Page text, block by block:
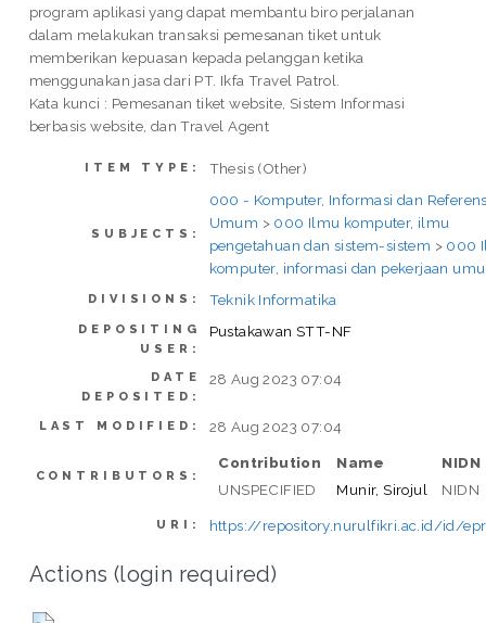
program aplikasi yang dapat membantu biro perjalanan
dalam melakukan transaksi pemesanan tiket untuk
memberikan kepuasan kepada pelanggan ketika
menggunakan jasa dari PT. Ikfa Travel Patrol.
Kata kunci : Pemesanan tiket website, Sistem Informasi
berbasis website, dan Travel Agent
ITEM TYPE: Thesis (Other)
SUBJECTS:
000 - Komputer, Informasi dan
Umum > 000 Ilmu komputer, ilmu
pengetahuan dan sistem-sistem > 000
komputer, informasi dan pekerjaan
DIVISIONS: Teknik Informatika
DEPOSITING
USER:
Pustakawan STT-NF
DATE
DEPOSITED:
28 Aug 2023 07:04
LAST MODIFIED: 28 Aug 2023 07:04
CONTRIBUTORS:
Contribution Name
NIDN
UNSPECIFIED
Munir, Sirojul NIDN
URI: https://repository.nurulfikri.ac.id/id/
Actions (login required)